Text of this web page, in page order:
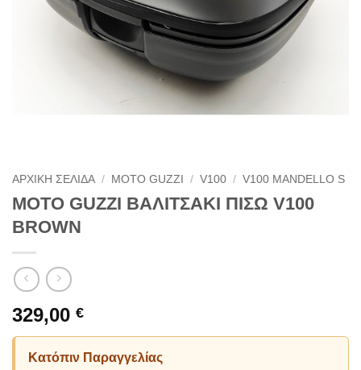
ΑΡΧΙΚΗ ΣΕΛΙΔΑ / MOTO GUZZI / V100 / V100 MANDELLO S
MOTO GUZZI ΒΑΛΙΤΣΑΚΙ ΠΙΣΩ V100
BROWN
329,00 €
Κατόπιν Παραγγελίας